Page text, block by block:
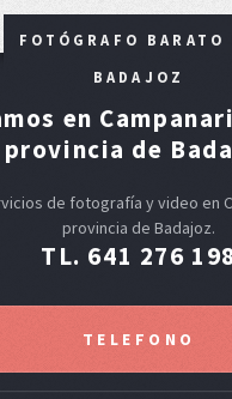
FOTÓGRAFO BARATO
BADAJOZ
en
provincia de
de fotografía y video en
provincia de Badajoz.
TL. 641 276
TELEFONO